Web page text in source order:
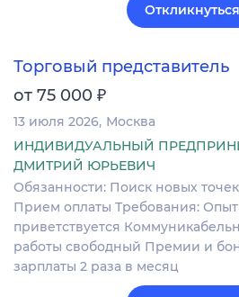
Откликнуться
Торговый представитель
от 75 000 ₽
13 июля 2026 Москва
ИНДИВИДУАЛЬНЫЙ
ДМИТРИЙ ЮРЬЕВИЧ
Обязанности: Поиск новых
Прием оплаты Требования:
приветствуется
работы свободный Премии и
зарплаты 2 раза в месяц